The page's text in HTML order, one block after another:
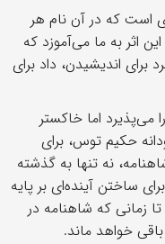
است که در آن نام هر
اثر به ما می‌آموزد که
اندیشیدن، داد برای
اما خاکستر
حکیم توس، برای
نه تنها به گذشته
ساختن آینده‌ای بر پایه
زمانی که شاهنامه در
خواهد ماند.